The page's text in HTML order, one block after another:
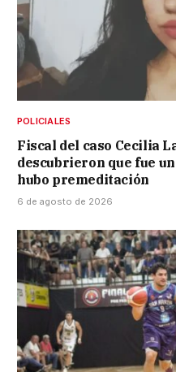
POLICIALES
Fiscal del caso Cecilia
descubrieron que fue
hubo premeditación
6 de agosto de 2026